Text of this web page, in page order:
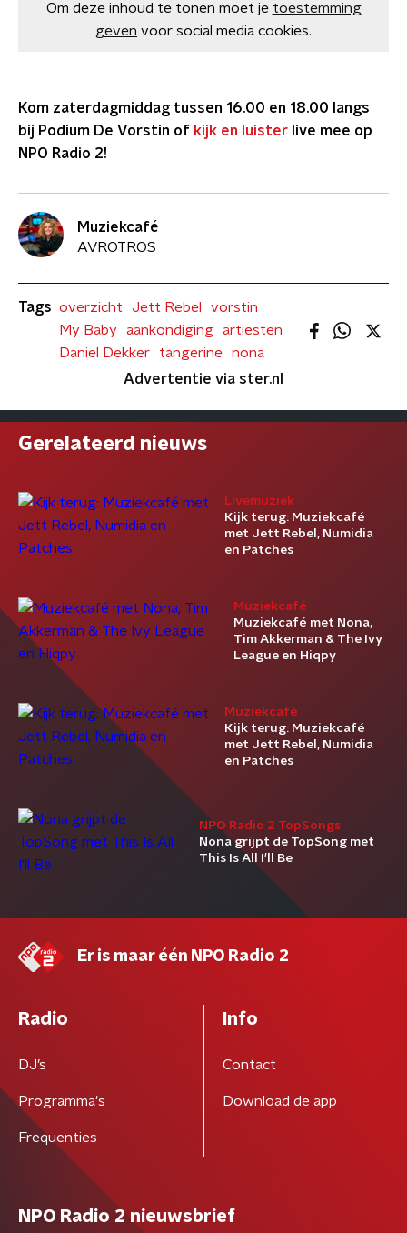
Om deze inhoud te tonen moet je toestemming
geven voor social media cookies.
Kom zaterdagmiddag tussen 16.00 en 18.00 langs
bij Podium De Vorstin of kijk en luister live mee op
NPO Radio 2!
Muziekcafé
AVROTROS
Tags overzicht Jett Rebel
vorstin
My Baby
aankondiging
artiesten
Daniel Dekker
tangerine
nona
Advertentie via ster.nl
Gerelateerd nieuws
Livemuziek
Kijk terug: Muziekcafé
met Jett Rebel, Numidia
en Patches
Muziekcafé
Muziekcafé met Nona,
Tim Akkerman & The Ivy
League en Hiqpy
Muziekcafé
Kijk terug: Muziekcafé
met Jett Rebel, Numidia
en Patches
NPO Radio 2 TopSongs
Nona grijpt de TopSong met
This Is All I'll Be
Er is maar één NPO Radio 2
Radio
DJ’s
Programma's
Frequenties
Info
Contact
Download de app
NPO Radio 2 nieuwsbrief